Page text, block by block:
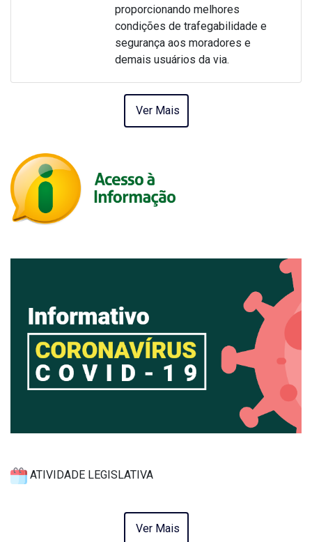
proporcionando melhores
condições de trafegabilidade e
segurança aos moradores e
demais usuários da via.
Ver Mais
ATIVIDADE LEGISLATIVA
Ver Mais